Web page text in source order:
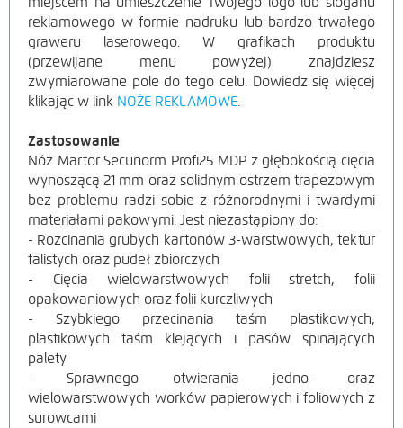
reklamowego w formie nadruku lub bardzo trwałego
graweru laserowego. W grafikach produktu
(przewijane menu powyżej) znajdziesz
zwymiarowane pole do tego celu. Dowiedz się więcej
klikając w link NOŻE REKLAMOWE.
Zastosowanie
Nóż Martor Secunorm Profi25 MDP z głębokością cięcia
wynoszącą 21 mm oraz solidnym ostrzem trapezowym
bez problemu radzi sobie z różnorodnymi i twardymi
materiałami pakowymi. Jest niezastąpiony do:
- Rozcinania grubych kartonów 3-warstwowych, tektur
falistych oraz pudeł zbiorczych
- Cięcia wielowarstwowych folii stretch, folii
opakowaniowych oraz folii kurczliwych
- Szybkiego przecinania taśm plastikowych,
plastikowych taśm klejących i pasów spinających
palety
- Sprawnego otwierania jedno- oraz
wielowarstwowych worków papierowych i foliowych z
surowcami